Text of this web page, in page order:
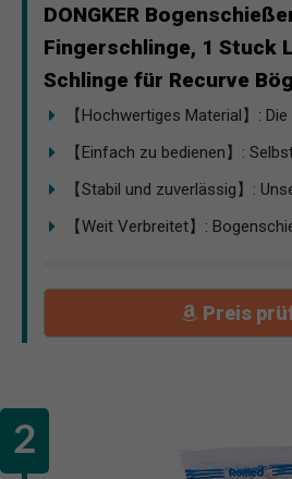
DONGKER
Fingerschlinge, 1 Stuck
Schlinge für Recurve
【Hochwertiges Material】:
【Einfach zu bedienen】:
【Stabil und zuverlässig】:
【Weit Verbreitet】:
Preis